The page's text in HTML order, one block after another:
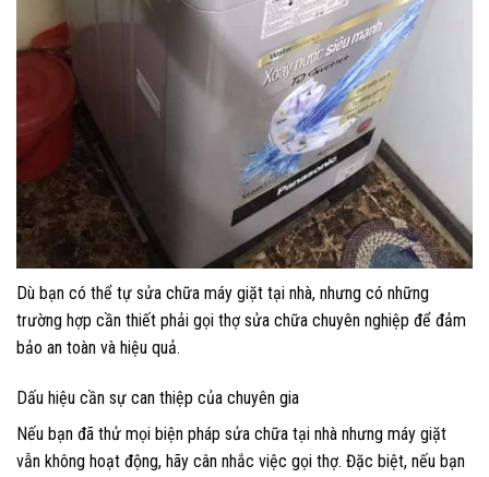
Dù bạn có thể tự sửa chữa máy giặt tại nhà, nhưng có những
trường hợp cần thiết phải gọi thợ sửa chữa chuyên nghiệp để đảm
bảo an toàn và hiệu quả.
Dấu hiệu cần sự can thiệp của chuyên gia
Nếu bạn đã thử mọi biện pháp sửa chữa tại nhà nhưng máy giặt
vẫn không hoạt động, hãy cân nhắc việc gọi thợ. Đặc biệt, nếu bạn